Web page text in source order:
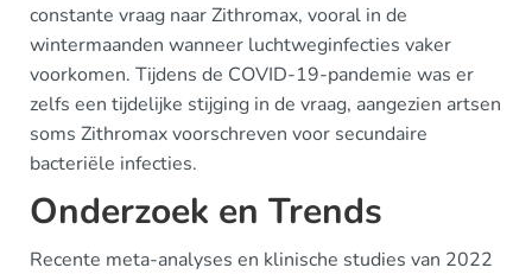
constante vraag naar Zithromax, vooral in de
wintermaanden wanneer luchtweginfecties vaker
voorkomen. Tijdens de COVID-19-pandemie was er
zelfs een tijdelijke stijging in de vraag, aangezien artsen
soms Zithromax voorschreven voor secundaire
bacteriële infecties.
Onderzoek en Trends
Recente meta-analyses en klinische studies van 2022